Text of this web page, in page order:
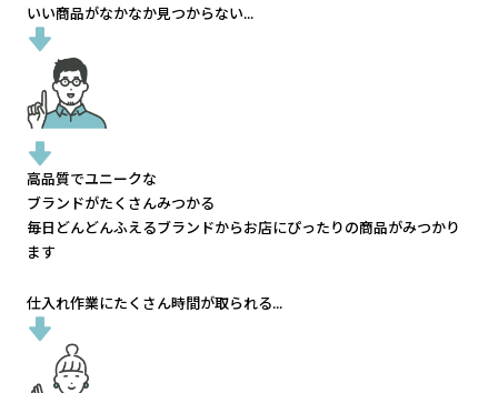
いい商品がなかなか見つからない...
高品質でユニークな
ブランドがたくさんみつかる
毎日どんどんふえるブランドからお店にぴったりの商品がみつかり
ます
仕入れ作業にたくさん時間が取られる...